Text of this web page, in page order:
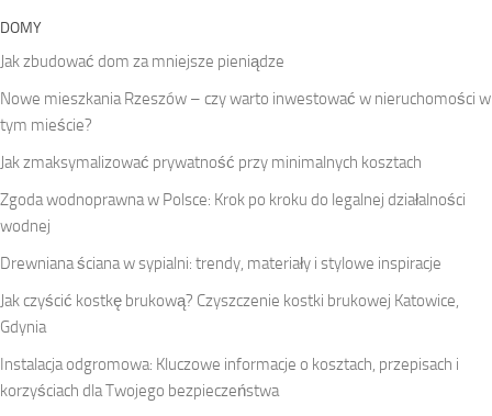
DOMY
Jak zbudować dom za mniejsze pieniądze
Nowe mieszkania Rzeszów – czy warto inwestować w nieruchomości w
tym mieście?
Jak zmaksymalizować prywatność przy minimalnych kosztach
Zgoda wodnoprawna w Polsce: Krok po kroku do legalnej działalności
wodnej
Drewniana ściana w sypialni: trendy, materiały i stylowe inspiracje
Jak czyścić kostkę brukową? Czyszczenie kostki brukowej Katowice,
Gdynia
Instalacja odgromowa: Kluczowe informacje o kosztach, przepisach i
korzyściach dla Twojego bezpieczeństwa